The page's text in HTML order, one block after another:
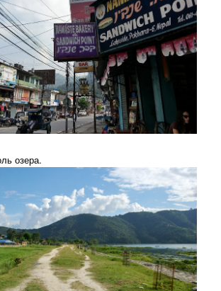
озера.